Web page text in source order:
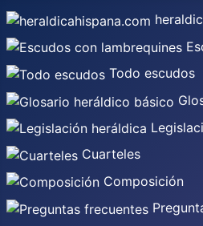
Todo escudos
Cuarteles
Composición